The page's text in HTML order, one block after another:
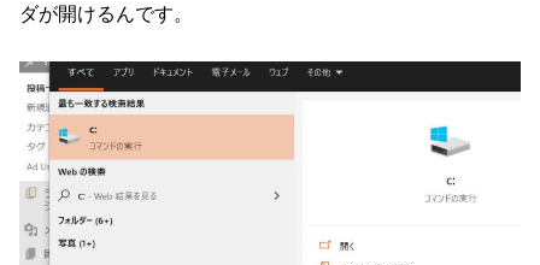
ダが開けるんです。